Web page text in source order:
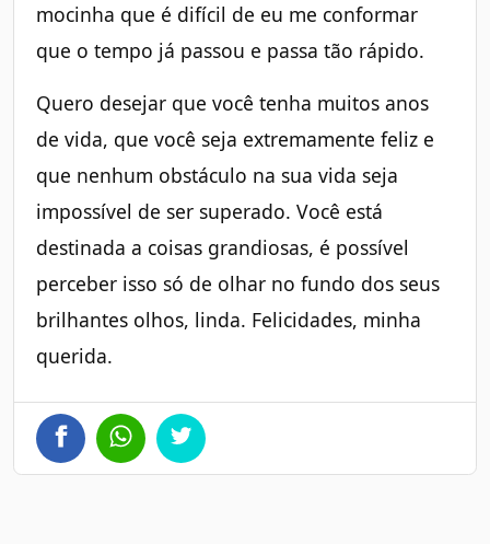
mocinha que é difícil de eu me conformar
que o tempo já passou e passa tão rápido.
Quero desejar que você tenha muitos anos
de vida, que você seja extremamente feliz e
que nenhum obstáculo na sua vida seja
impossível de ser superado. Você está
destinada a coisas grandiosas, é possível
perceber isso só de olhar no fundo dos seus
brilhantes olhos, linda. Felicidades, minha
querida.